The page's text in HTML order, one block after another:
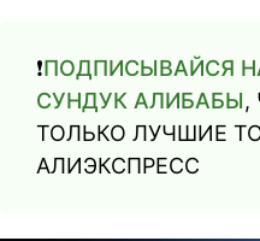
❗️ПОДПИСЫВАЙСЯ
СУНДУК АЛИБАБЫ,
ТОЛЬКО ЛУЧШИЕ
АЛИЭКСПРЕСС